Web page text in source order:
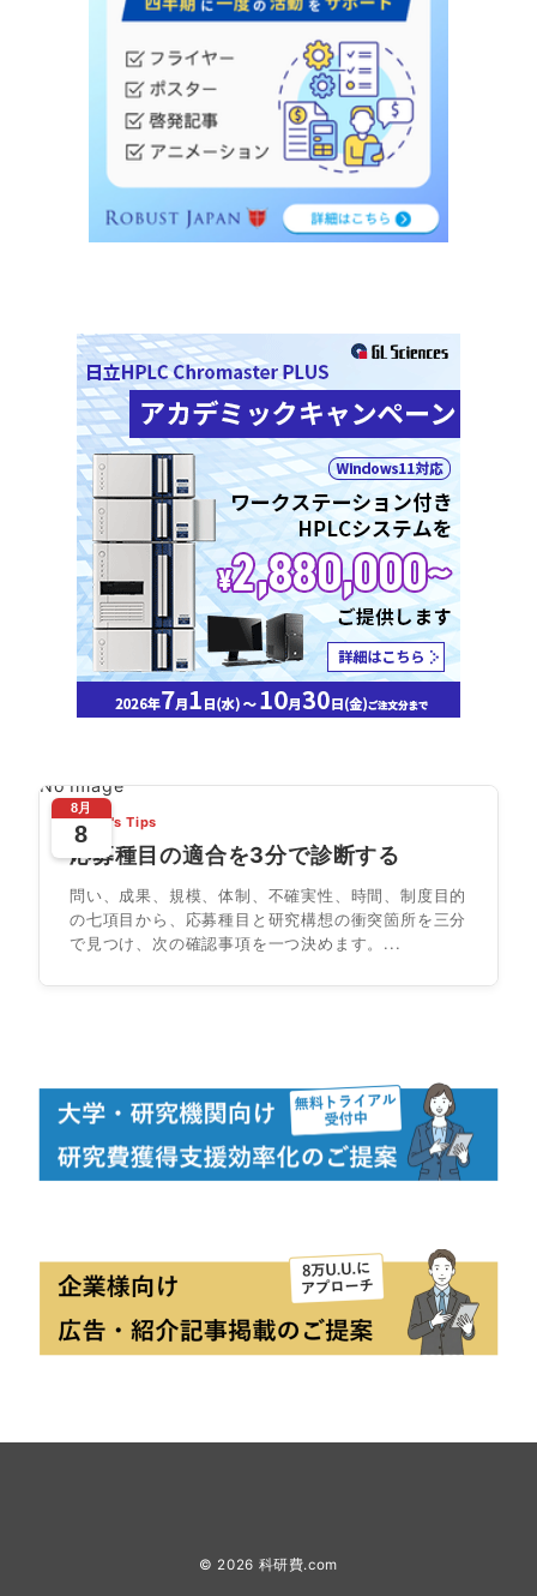
No Image
8月
8
Today's Tips
応募種目の適合を3分で診断する
問い、成果、規模、体制、不確実性、時間、制度目的
の七項目から、応募種目と研究構想の衝突箇所を三分
で見つけ、次の確認事項を一つ決めます。...
© 2026 科研費.com